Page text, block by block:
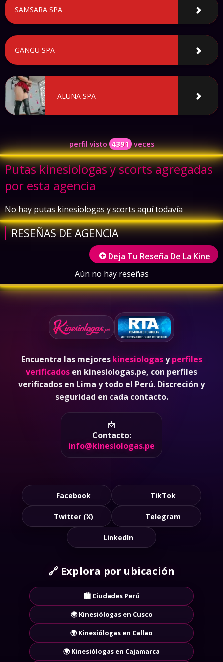
SAMSARA SPA
GANGU SPA
ALUNA SPA
perfil visto 4391 veces
Putas kinesiologas y scorts agregadas
por esta agencia
No hay putas kinesiologas y scorts aquí todavía
RESEÑAS DE AGENCIA
Deja Tu Reseña De La Kine
Aún no hay reseñas
Encuentra las mejores kinesiologasyperfiles
verificados en kinesiologas.pe, con perfiles
verificados en Lima y todo el Perú. Discreción y
seguridad en cada contacto.
📩
Contacto:
info@kinesiologas.pe
Facebook TikTok
Twitter (X) Telegram
LinkedIn
🔗 Explora por ubicación
🏙️ Ciudades Perú
🌍 Kinesiólogas en Cusco
🌍 Kinesiólogas en Callao
🌍 Kinesiólogas en Cajamarca